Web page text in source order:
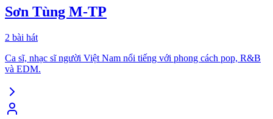
Sơn Tùng M-TP
2 bài hát
Ca sĩ, nhạc sĩ người Việt Nam nổi tiếng với phong cách pop, R&B
và EDM.